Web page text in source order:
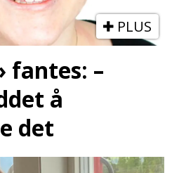
PLUS
fantes: –
å
det